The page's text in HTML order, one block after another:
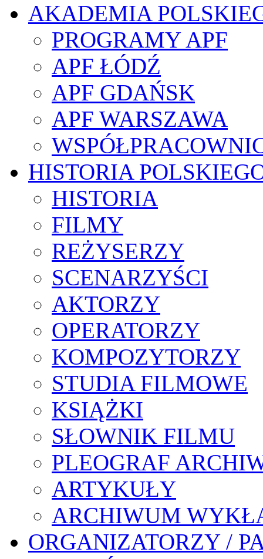
AKADEMIA
PROGRAMY APF
APF ŁÓDŹ
APF GDAŃSK
APF WARSZAWA
HISTORIA
HISTORIA
FILMY
REŻYSERZY
SCENARZYŚCI
AKTORZY
OPERATORZY
KOMPOZYTORZY
STUDIA FILMOWE
KSIĄŻKI
SŁOWNIK FILMU
PLEOGRAF
ARTYKUŁY
ARCHIWUM
ORGANIZATORZY /